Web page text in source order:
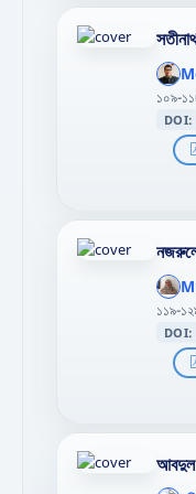
';
};"
>
১০৯-
DOI:
';
};"
>
১১৯-
DOI:
আবদুল
';